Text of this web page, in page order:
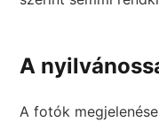
A
A fotók